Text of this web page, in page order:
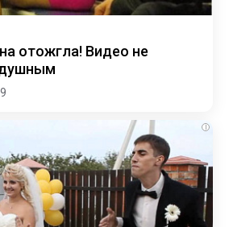
отожгла! Видео не
i